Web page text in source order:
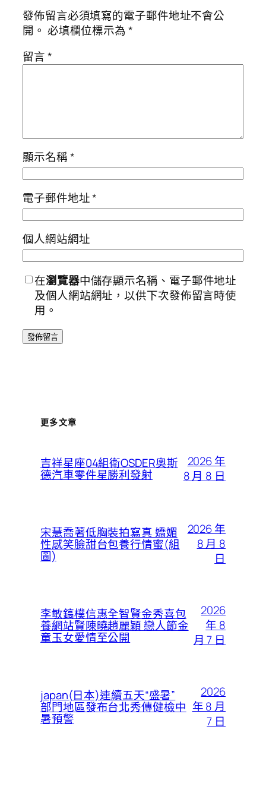
發佈留言必須填寫的電子郵件地址不會公
開。 必填欄位標示為*
留言*
顯示名稱*
電子郵件地址*
個人網站網址
在瀏覽器中儲存顯示名稱、電子郵件地址
及個人網站網址，以供下次發佈留言時使
用。
更多文章
吉祥星座04組衛OSDER奧斯
德汽車零件星勝利發射
2026 年
8 月 8 日
宋慧喬著低胸裝拍寫真 嬌媚
性感笑臉甜台包養行情蜜(組
圖)
2026 年
8 月 8
日
李敏鎬樸信惠全智賢金秀喜包
養網站賢陳曉趙麗穎 戀人節金
童玉女愛情至公開
2026
年 8
月 7 日
japan(日本)連續五天“盛暑”
部門地區發布台北秀傳健檢中
暑預警
2026
年 8 月
7 日